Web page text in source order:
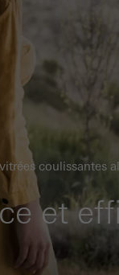
coulissantes
et